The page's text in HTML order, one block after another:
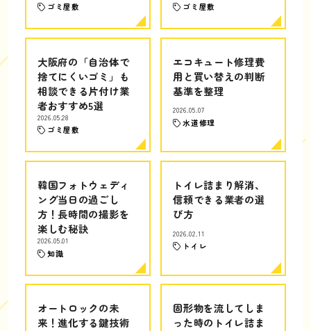
ゴミ屋敷 ゴミ屋敷
大阪府の「自治体で
捨てにくいゴミ」も
相談できる片付け業
者おすすめ5選
2026.05.28
ゴミ屋敷
エコキュート修理費
用と買い替えの判断
基準を整理
2026.05.07
水道修理
韓国フォトウェディ
ング当日の過ごし
方！長時間の撮影を
楽しむ秘訣
2026.05.01
知識
トイレ詰まり解消、
信頼できる業者の選
び方
2026.02.11
トイレ
オートロックの未
来！進化する鍵技術
固形物を流してしま
った時のトイレ詰ま